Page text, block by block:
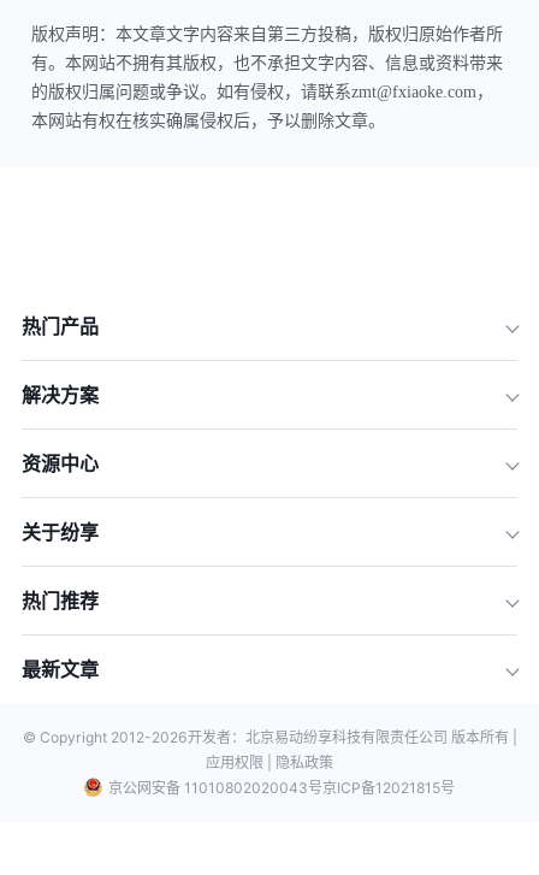
版权声明：本文章文字内容来自第三方投稿，版权归原始作者所
有。本网站不拥有其版权，也不承担文字内容、信息或资料带来
的版权归属问题或争议。如有侵权，请联系zmt@fxiaoke.com，
本网站有权在核实确属侵权后，予以删除文章。
热门产品
解决方案
资源中心
关于纷享
热门推荐
最新文章
© Copyright 2012-2026开发者：北京易动纷享科技有限责任公司 版本所有 |
应用权限 |
隐私政策
京公网安备 11010802020043号京ICP备12021815号